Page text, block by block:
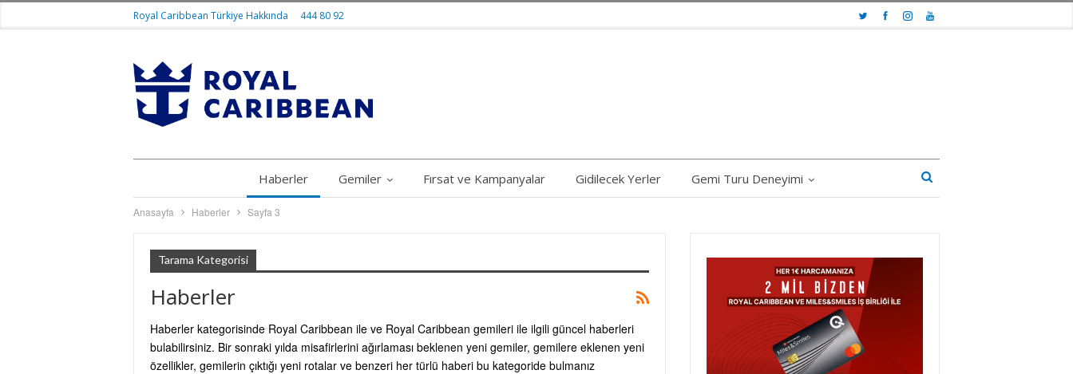
Royal Caribbean Türkiye Hakkında 444 80 92
Haberler Gemiler Fırsat ve Kampanyalar Gidilecek Yerler Gemi Turu Deneyimi
Anasayfa Haberler Sayfa 3
Tarama Kategorisi
Haberler
Haberler kategorisinde Royal Caribbean ile ve Royal Caribbean gemileri ile ilgili güncel haberleri
bulabilirsiniz. Bir sonraki yılda misafirlerini ağırlaması beklenen yeni gemiler, gemilere eklenen yeni
özellikler, gemilerin çıktığı yeni rotalar ve benzeri her türlü haberi bu kategoride bulmanız